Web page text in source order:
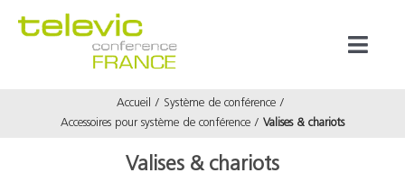
Accueil
Système de conférence
Accessoires pour système de conférence
Valises & chariots
Valises & chariots